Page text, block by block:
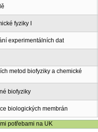
fyziky I
experimentálních dat
metod biofyziky a chemické
biofyziky
biologických membrán
potřebami na UK